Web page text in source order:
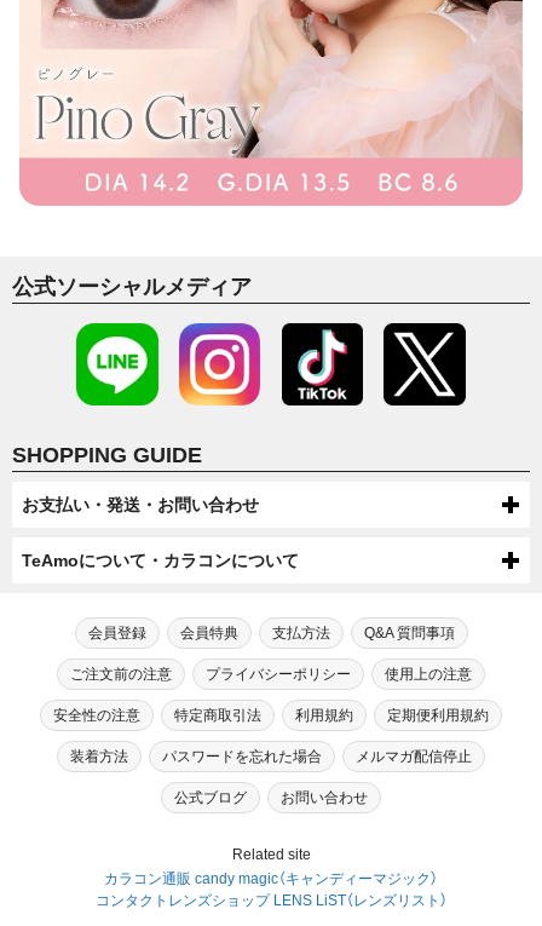
公式ソーシャルメディア
SHOPPING GUIDE
お支払い・発送・お問い合わせ
●ケータイでのお支払い
手数料：無料
※機種によってはご利用出来ない可能性がございます。
⇒ドコモケータイ支払でのお支払いの流れ
⇒ソフトバンクケータイ支払でのお支払いの流れ
⇒auかんたん決済でのお支払いの流れ
クレジットカードはVISA,MasterCard,JCB, 上記クレジットカードマーク
がついたクレジットカードであればどのカードでもご利用可能です。
●配送方法
宅配便（佐川急便・ヤマト運輸・ゆうパック）またはメール便（ゆうパケッ
ト/ネコポス）での配送をお選びいただけます。
※数量制限によりメール便での配送をお受けできない場合がございます。
【選択上限数】1MONTH：8箱（4セット） / TeAmo1DAY：4箱
TeAmoCLEAR1DAY：4箱 / TeAmoCLEAR2WEEK：4箱
18歳未満の方がご注文する場合は保護者の同意が必要です。
況により確約はできませんのでご了承ください。
品切れの場合はメールにてご連絡いたします。
送料について
宅配便（佐川急便・ヤマト運輸・ゆうパック）送料：全国一律550円（税込）
メール便（ゆうパケット/ネコポス）送料：全国送料無料
※一部SALEやキャンペーン、キャンセル・交換時は送料300円が発生す
る場合がございます。
注文・返品について
●商品変更について
原則として注文確定後の商品変更は承っておりません。
ご注文の際は内容にお間違いのないようご確認・ご注意ください。
≪お届け後の初期不良に関して≫
商品の品質には万全を期しておりますが、万一「汚れや破損」「不具合が見
受けられるレンズ」「注文と異なる商品」 が届いた場合、商品を破棄せず、
お問い合わせ
電話: 0120-545-966
（電話:営業時間 月～金 10：00～17：00 土日祝 10：00～17：00）
（メール：営業時間 月～金 10：00～17：00 土日祝 10：00～17：00）
※17時以降のメール受信につきましては、翌営業日に返信させていただ
きますのでご了承ください。
TeAmoについて・カラコンについて
第一種医療機器販売業許可及び高度管理医療機器販売業許可を取得してい
ます。
高度管理医療機器等販売業許可証「6新保衛薬第189号」
芸能人・モデルが愛用！
TeAmoだけの度なし・度ありカラコン
カラコン通販サイトTeAmoでは、芸能人・モデルが愛用するティアモだ
けの“度なし”カラコンに加え、“度あり”タイプも合わせて200種類以上も
のバリエーションをご用意。
高いイメージがある“度あり”カラコンもリーズナブルな価格でご注文いた
初めてカラーコンタクトレンズをお使いになられる方のために、安心して
ご利用いただけるお客様相談窓口をご用意しております。
初めてカラコン・カラーコンタクトをご利用する方へ
初めてカラコンをご利用する方または長期間カラコン・コンタクトレンズ
を装用されていない方は、眼科医やクリニックの診断を受けられることを
勧めさせております。
などを鑑みて処方してもらう必要があります。
そのため、視力のみで自己判断する事や当店スタッフが判断できるもので
は御座いません。
最近のカラコン・カラーコンタクトについて
カラコンが販売され始めた当初、カラコンは一般の人達に多く利用されて
ション誌があったように水商売のホステスのような派手な方々が多く利用
されていました。
カラコン・カラーコンタクトの安全性について
現在カラコンの安全性を疑問視する声がありますが、現在国内にて販売さ
れている国内承認カラーコンタクトに関しては製造販売にあたっては厚生
省による承認が必要となり、販売については 各都道府県の販売業の許
可、さらに販売の為の管理者の設置が義務付けられています。
TeAmoのカラコン・カラーコンタクトについて
現在市場でのカラコンの商品数は年々増加しており、ナチュラル系、ハー
会員登録 会員特典 支払方法 Q&A 質問事項
ご注文前の注意 プライバシーポリシー 使用上の注意
安全性の注意 特定商取引法 利用規約 定期便利用規約
装着方法 パスワードを忘れた場合 メルマガ配信停止
公式ブログ お問い合わせ
Related site
カラコン通販 candy magic（キャンディーマジック）
コンタクトレンズショップ LENS LiST（レンズリスト）